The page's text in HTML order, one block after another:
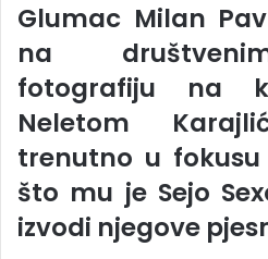
Glumac Milan
na
fotografiju na
Neletom
trenutno u
što mu je Sejo
izvodi njegove